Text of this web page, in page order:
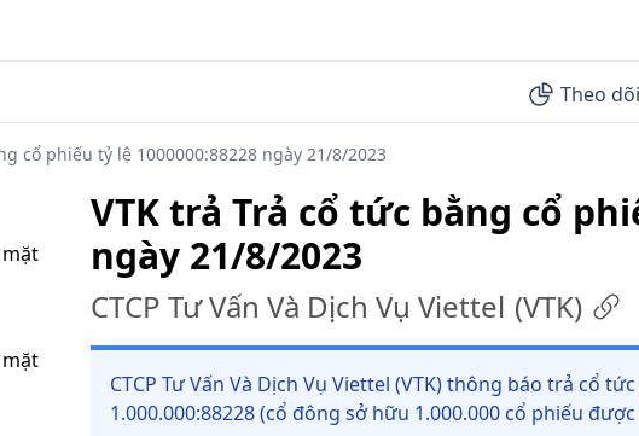
Theo dõi
cổ phiếu tỷ lệ 1000000:88228 ngày 21/8/2023
VTK trả Trả cổ tức bằng cổ
ngày 21/8/2023
CTCP Tư Vấn Và Dịch Vụ Viettel (VTK)
CTCP Tư Vấn Và Dịch Vụ Viettel (VTK) thông báo trả cổ
1.000.000:88228 (cổ đông sở hữu 1.000.000 cổ phiếu